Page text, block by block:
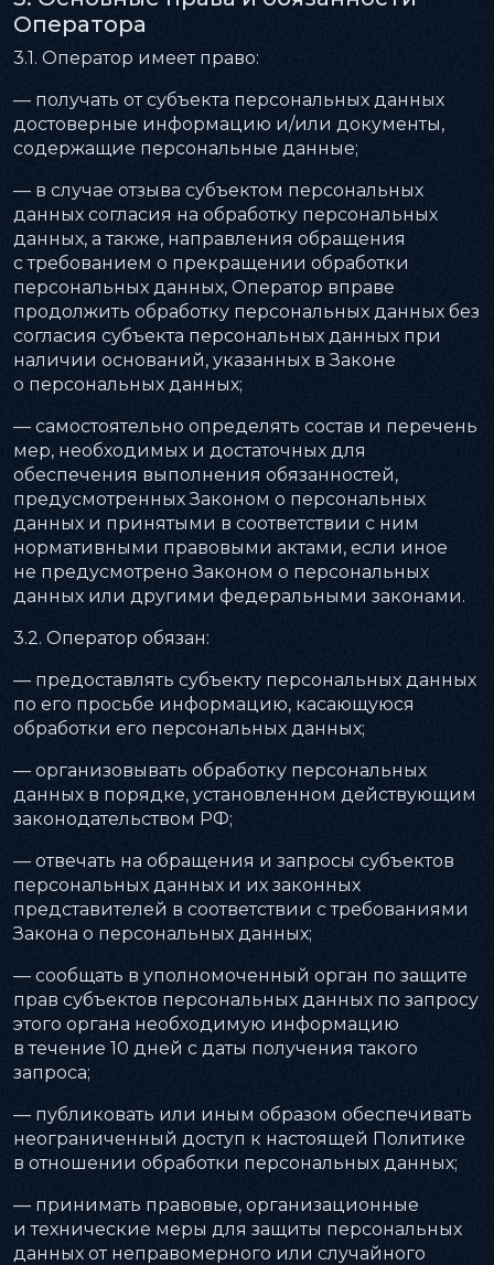
Оператора
3.1. Оператор имеет право:
— получать от субъекта персональных данных
достоверные информацию и/или документы,
содержащие персональные данные;
— в случае отзыва субъектом персональных
данных согласия на обработку персональных
данных, а также, направления обращения
с требованием о прекращении обработки
персональных данных, Оператор вправе
продолжить обработку персональных данных без
согласия субъекта персональных данных при
наличии оснований, указанных в Законе
о персональных данных;
— самостоятельно определять состав и перечень
мер, необходимых и достаточных для
обеспечения выполнения обязанностей,
предусмотренных Законом о персональных
данных и принятыми в соответствии с ним
нормативными правовыми актами, если иное
не предусмотрено Законом о персональных
данных или другими федеральными законами.
3.2. Оператор обязан:
— предоставлять субъекту персональных данных
по его просьбе информацию, касающуюся
обработки его персональных данных;
— организовывать обработку персональных
данных в порядке, установленном действующим
законодательством РФ;
— отвечать на обращения и запросы субъектов
персональных данных и их законных
представителей в соответствии с требованиями
Закона о персональных данных;
— сообщать в уполномоченный орган по защите
прав субъектов персональных данных по запросу
этого органа необходимую информацию
в течение 10 дней с даты получения такого
запроса;
— публиковать или иным образом обеспечивать
неограниченный доступ к настоящей Политике
в отношении обработки персональных данных;
— принимать правовые, организационные
и технические меры для защиты персональных
данных от неправомерного или случайного